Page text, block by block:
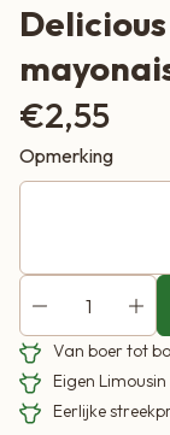
€2,55
Opmerking
Van boer tot
Eigen
Eerlijke